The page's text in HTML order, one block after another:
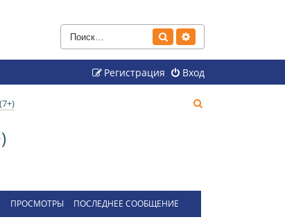
Поиск
Вход
Регистрация
ПРОСМОТРЫ ПОСЛЕДНЕЕ СООБЩЕНИЕ